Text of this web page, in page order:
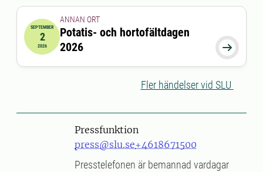
2026-09-02 09:00:00
SEPTEMBER
2
2026 
ANNAN ORT
Potatis- och hortofältdagen
2026
Fler händelser vid SLU
Pressfunktion
press@slu.se+4618671500
Presstelefonen är bemannad vardagar